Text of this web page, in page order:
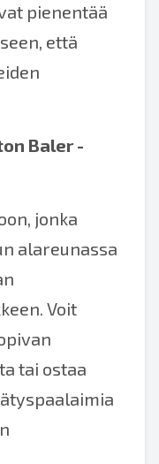
pienentää
että
Baler -
jonka
alareunassa
Voit
tai ostaa